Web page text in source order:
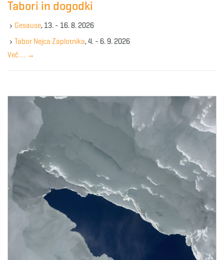
e
y
w
r
Tabori in dogodki
Gesause, 13. - 16. 8. 2026
Tabor Nejca Zaplotnika, 4. - 6. 9. 2026
Več … →